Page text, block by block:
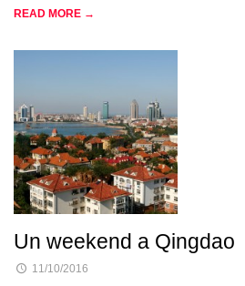
READ MORE →
Un weekend a Qingdao
11/10/2016